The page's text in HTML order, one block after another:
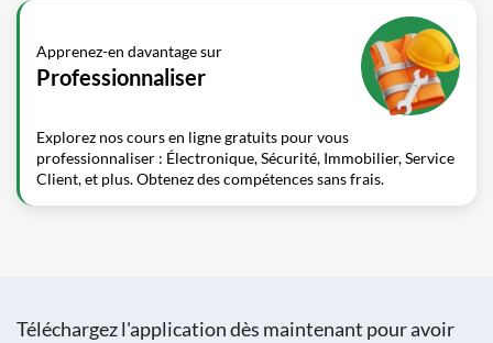
Apprenez-en davantage sur
Professionnaliser
Explorez nos cours en ligne gratuits pour vous
professionnaliser : Électronique, Sécurité, Immobilier, Service
Client, et plus. Obtenez des compétences sans frais.
Téléchargez l'application dès maintenant pour avoir